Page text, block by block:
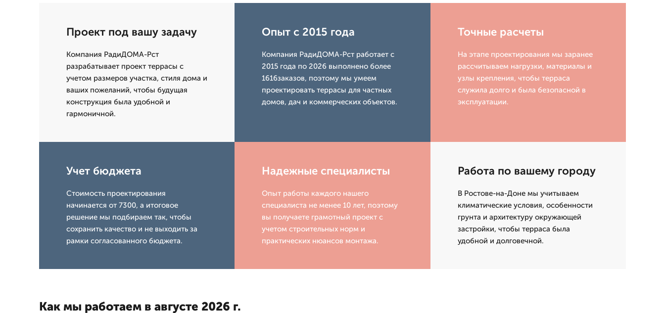
Проект под вашу задачу
Компания РадиДОМА-Рст
разрабатывает проект террасы с
учетом размеров участка, стиля дома и
ваших пожеланий, чтобы будущая
конструкция была удобной и
гармоничной.
Опыт с 2015 года
Компания РадиДОМА-Рст работает с
2015 года по 2026 выполнено более
1616заказов, поэтому мы умеем
проектировать террасы для частных
домов, дач и коммерческих объектов.
Точные расчеты
На этапе проектирования мы заранее
рассчитываем нагрузки, материалы и
узлы крепления, чтобы терраса
служила долго и была безопасной в
эксплуатации.
Учет бюджета
Стоимость проектирования
начинается от 7300, а итоговое
решение мы подбираем так, чтобы
сохранить качество и не выходить за
рамки согласованного бюджета.
Надежные специалисты
Опыт работы каждого нашего
специалиста не менее 10 лет, поэтому
вы получаете грамотный проект с
учетом строительных норм и
практических нюансов монтажа.
Работа по вашему городу
В Ростове-на-Доне мы учитываем
климатические условия, особенности
грунта и архитектуру окружающей
застройки, чтобы терраса была
удобной и долговечной.
Как мы работаем в августе 2026 г.